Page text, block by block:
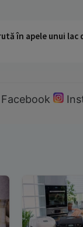
în apele unui
Facebook